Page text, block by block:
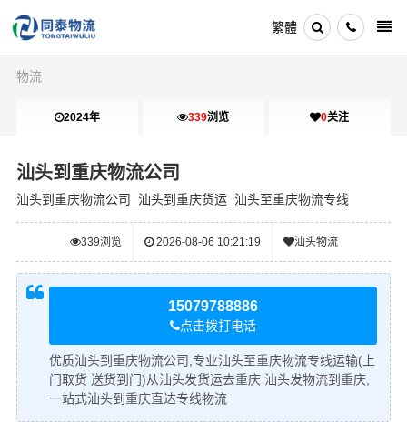
繁體
物流
2024年 339浏览 0关注
汕头到重庆物流公司
汕头到重庆物流公司_汕头到重庆货运_汕头至重庆物流专线
339浏览 2026-08-06 10:21:19 汕头物流
15079788886
点击拨打电话
优质汕头到重庆物流公司,专业汕头至重庆物流专线运输(上
门取货 送货到门)从汕头发货运去重庆 汕头发物流到重庆,
一站式汕头到重庆直达专线物流